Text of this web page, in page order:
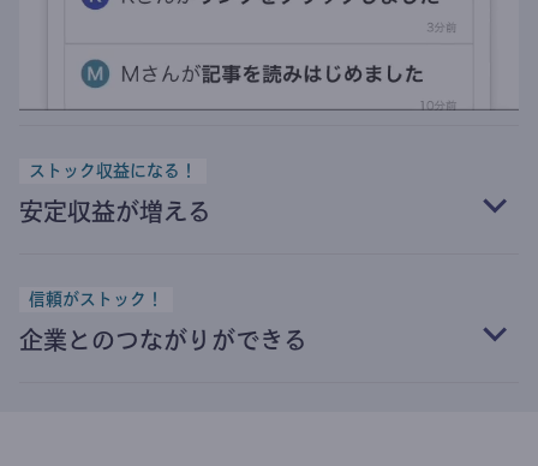
ストック収益になる！
安定収益が増える
信頼がストック！
企業とのつながりができる